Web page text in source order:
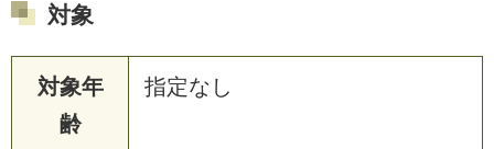
対象
対象年
齢
指定なし